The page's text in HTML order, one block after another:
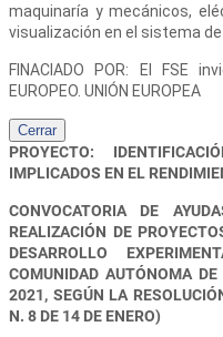
maquinaría y mecánicos,
visualización en el sistema
FINACIADO POR: El FSE
EUROPEO. UNIÓN EUROPEA
Cerrar
PROYECTO:
IMPLICADOS EN EL
CONVOCATORIA DE
REALIZACIÓN DE
DESARROLLO
COMUNIDAD AUTÓNOMA
2021, SEGÚN LA
N. 8 DE 14 DE ENERO)